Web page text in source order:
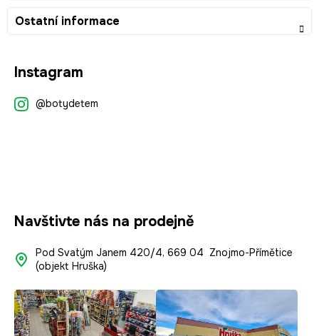
Ostatní informace
Instagram
@botydetem
Navštivte nás na prodejně
Pod Svatým Janem 420/4, 669 04 Znojmo-Přímětice
(objekt Hruška)